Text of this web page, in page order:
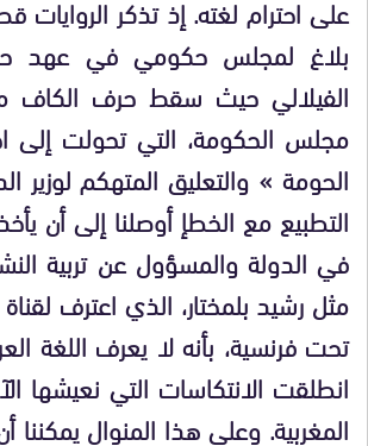
على احترام لغته. إذ تذكر
بلاغ لمجلس حكومي في عهد
الفيلالي حيث سقط حرف الكاف
مجلس الحكومة، التي تحولت
الحومة » والتعليق المتهكم لوزير
التطبيع مع الخطإ أوصلنا إلى أن
في الدولة والمسؤول عن تربية
مثل رشيد بلمختار، الذي اعترف
تحت فرنسية، بأنه لا يعرف اللغة
انطلقت الانتكاسات التي نعيشها
المغربية. وعلى هذا المنوال